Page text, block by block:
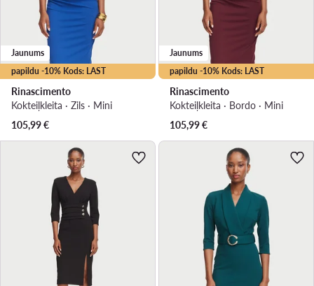
papildu -10% Kods: LAST
Jaunums
Rinascimento
Kokteiļkleita · Zils · Mini
105,99€
papildu -10% Kods: LAST
Jaunums
Rinascimento
Kokteiļkleita · Bordo · Mini
105,99€